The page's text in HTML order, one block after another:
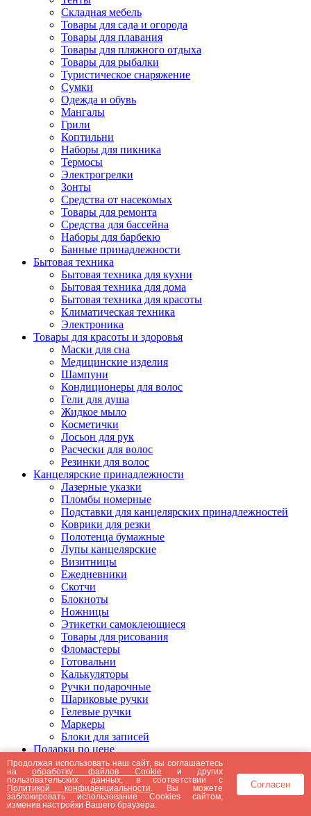
Складная мебель
Товары для сада и огорода
Товары для плавания
Товары для пляжного отдыха
Товары для рыбалки
Туристическое снаряжение
Сумки
Одежда и обувь
Мангалы
Грили
Коптильни
Наборы для пикника
Термосы
Электрогрелки
Зонты
Средства от насекомых
Товары для ремонта
Средства для бассейна
Наборы для барбекю
Банные принадлежности
Бытовая техника
Бытовая техника для кухни
Бытовая техника для дома
Бытовая техника для красоты
Климатическая техника
Электроника
Товары для красоты и здоровья
Маски для сна
Медицинские изделия
Шампуни
Кондиционеры для волос
Гели для душа
Жидкое мыло
Косметички
Лосьон для рук
Расчески для волос
Резинки для волос
Канцелярские принадлежности
Лазерные указки
Пломбы номерные
Подставки для канцелярских принадлежностей
Коврики для резки
Полотенца бумажные
Лупы канцелярские
Визитницы
Ежедневники
Скотчи
Блокноты
Ножницы
Этикетки самоклеющиеся
Товары для рисования
Фломастеры
Готовальни
Калькуляторы
Ручки подарочные
Шариковые ручки
Гелевые ручки
Маркеры
Блоки для записей
Подарки по цене
Подарки от 5000 рублей
Подарки до 5000 рублей
Подарки до 3000 рублей
Подарки до 2000 рублей
Подарки до 1000 рублей
Продолжая использовать наш сайт, вы соглашаетесь
наобработку файлов Cookie и других
пользовательских данных, в соответствии с
Политикой конфиденциальности . Вы можете
заблокировать использование Cookies сайтом,
изменив настройки Вашего браузера.
Согласен